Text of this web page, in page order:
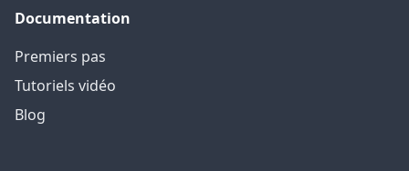
Documentation
Premiers pas
Tutoriels vidéo
Blog